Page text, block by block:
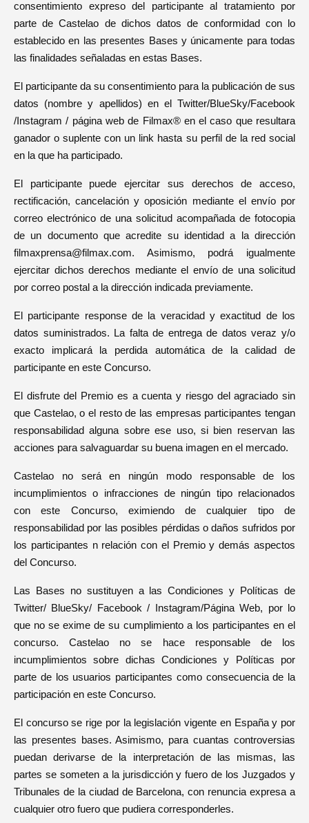
consentimiento expreso del participante al tratamiento por
parte de Castelao de dichos datos de conformidad con lo
establecido en las presentes Bases y únicamente para todas
las finalidades señaladas en estas Bases.
El participante da su consentimiento para la publicación de sus
datos (nombre y apellidos) en el Twitter/BlueSky/Facebook
/Instagram / página web de Filmax® en el caso que resultara
ganador o suplente con un link hasta su perfil de la red social
en la que ha participado.
El participante puede ejercitar sus derechos de acceso,
rectificación, cancelación y oposición mediante el envío por
correo electrónico de una solicitud acompañada de fotocopia
de un documento que acredite su identidad a la dirección
filmaxprensa@filmax.com. Asimismo, podrá igualmente
ejercitar dichos derechos mediante el envío de una solicitud
por correo postal a la dirección indicada previamente.
El participante response de la veracidad y exactitud de los
datos suministrados. La falta de entrega de datos veraz y/o
exacto implicará la perdida automática de la calidad de
participante en este Concurso.
El disfrute del Premio es a cuenta y riesgo del agraciado sin
que Castelao, o el resto de las empresas participantes tengan
responsabilidad alguna sobre ese uso, si bien reservan las
acciones para salvaguardar su buena imagen en el mercado.
Castelao no será en ningún modo responsable de los
incumplimientos o infracciones de ningún tipo relacionados
con este Concurso, eximiendo de cualquier tipo de
responsabilidad por las posibles pérdidas o daños sufridos por
los participantes n relación con el Premio y demás aspectos
del Concurso.
Las Bases no sustituyen a las Condiciones y Políticas de
Twitter/ BlueSky/ Facebook / Instagram/Página Web, por lo
que no se exime de su cumplimiento a los participantes en el
concurso. Castelao no se hace responsable de los
incumplimientos sobre dichas Condiciones y Políticas por
parte de los usuarios participantes como consecuencia de la
participación en este Concurso.
El concurso se rige por la legislación vigente en España y por
las presentes bases. Asimismo, para cuantas controversias
puedan derivarse de la interpretación de las mismas, las
partes se someten a la jurisdicción y fuero de los Juzgados y
Tribunales de la ciudad de Barcelona, con renuncia expresa a
cualquier otro fuero que pudiera corresponderles.